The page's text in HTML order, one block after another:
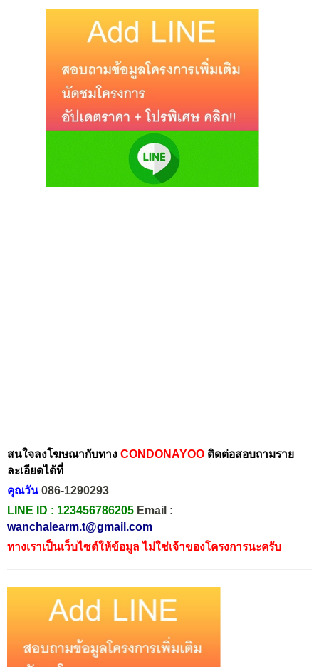
สนใจลงโฆษณากับทาง CONDONAYOO ติดต่อสอบถามราย
ละเอียดได้ที่
คุณวัน 086-1290293
LINE ID : 123456786205 Email :
wanchalearm.t@gmail.com
ทางเราเป็นเว็บไซต์ให้ข้อมูล ไม่ใช่เจ้าของโครงการนะครับ